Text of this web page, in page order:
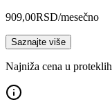
909,00RSD/mesečno
Saznajte više
Najniža cena u